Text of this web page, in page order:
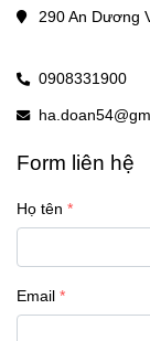
290 An Dương
0908331900
Form liên hệ
Họ tên
Email